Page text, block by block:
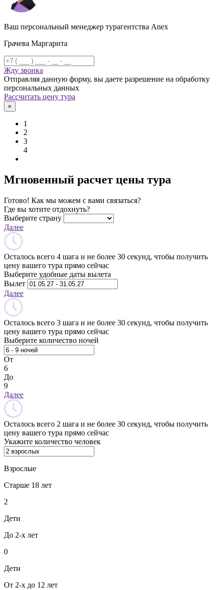
Ваш персональный менеджер турагентства Anex
Грачева Маргарита
Жду звонка
Отправляя данную форму, вы даете разрешение на обработку
персональных данных
Рассчитать цену тура
×
1
2
3
4
Мгновенный расчет цены тура
Готово! Как мы можем с вами связаться?
Где вы хотите отдохнуть?
Выберите страну
Далее
Осталось всего 4 шага и не более 30 секунд, чтобы получить
цену вашего тура прямо сейчас
Выберите удобные даты вылета
Вылет
Далее
Осталось всего 3 шага и не более 30 секунд, чтобы получить
цену вашего тура прямо сейчас
Выберите количество ночей
От
6
До
9
Далее
Осталось всего 2 шага и не более 30 секунд, чтобы получить
цену вашего тура прямо сейчас
Укажите количество человек
Взрослые
Старше 18 лет
2
Дети
До 2-х лет
0
Дети
От 2-х до 12 лет